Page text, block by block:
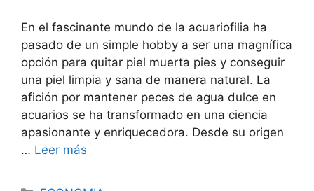
En el fascinante mundo de la acuariofilia ha
pasado de un simple hobby a ser una magnífica
opción para quitar piel muerta pies y conseguir
una piel limpia y sana de manera natural. La
afición por mantener peces de agua dulce en
acuarios se ha transformado en una ciencia
apasionante y enriquecedora. Desde su origen
… Leer más